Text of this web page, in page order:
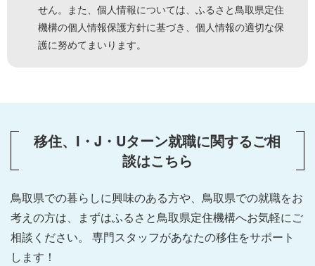
せん。また、個人情報については、ふるさと鳥取県定住
機構の個人情報保護方針に基づき、個人情報の適切な保
護に努めてまいります。
移住、I・J・Uターン就職に関するご相
談はこちら
鳥取県での暮らしに興味のある方や、鳥取県での就職をお
考えの方は、
まずはふるさと鳥取県定住機構へお気軽にご
相談ください。
専門スタッフがあなたの移住をサポート
します！